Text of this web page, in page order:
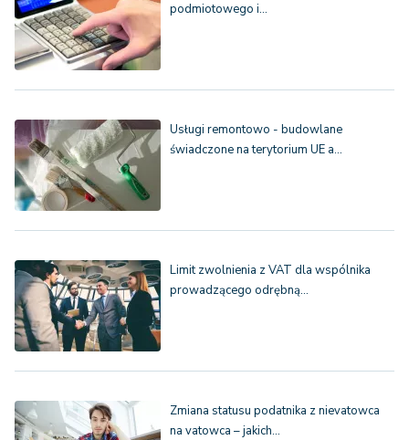
podmiotowego i…
Usługi remontowo - budowlane
świadczone na terytorium UE a…
Limit zwolnienia z VAT dla wspólnika
prowadzącego odrębną…
Zmiana statusu podatnika z nievatowca
na vatowca – jakich…